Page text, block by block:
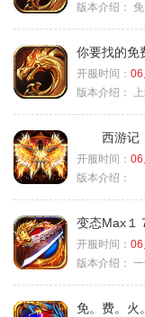
版本介绍：
你要找的免
开服时间： 06
版本介绍：
西游
开服时间： 06
版本介绍：
变态Max１
开服时间： 06
版本介绍：
免。费。火